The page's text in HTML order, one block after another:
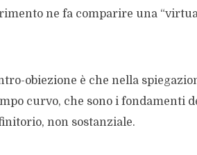
ne fa comparire una
obiezione è che nella
curvo, che sono i fondamenti
non sostanziale.